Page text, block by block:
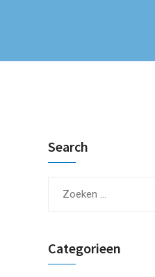
Search
Categorieen